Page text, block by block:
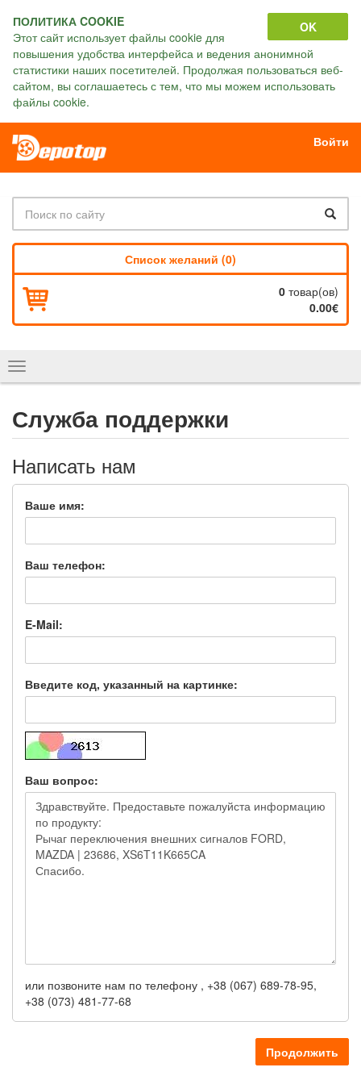
OK
ПОЛИТИКА COOKIE
Этот сайт использует файлы cookie для
повышения удобства интерфейса и ведения анонимной
статистики наших посетителей. Продолжая пользоваться веб-
сайтом, вы соглашаетесь с тем, что мы можем использовать
файлы cookie.
Войти
Список желаний (0)
0 товар(ов)
0.00€
Показать
навигацию
Служба поддержки
Написать нам
Ваше имя:
Ваш телефон:
E-Mail:
Введите код, указанный на картинке:
Ваш вопрос:
или позвоните нам по телефону , +38 (067) 689-78-95,
+38 (073) 481-77-68
Продолжить